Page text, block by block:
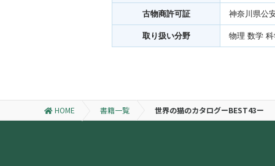
古物商許可証 神奈川県公
取り扱い分野 物理 数学
HOME 書籍一覧 世界の猫のカタログーBEST43ー